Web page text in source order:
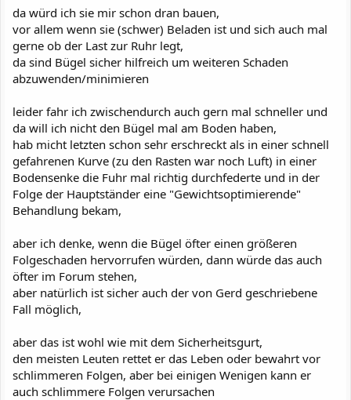
da würd ich sie mir schon dran bauen,
vor allem wenn sie (schwer) Beladen ist und sich auch mal
gerne ob der Last zur Ruhr legt,
da sind Bügel sicher hilfreich um weiteren Schaden
abzuwenden/minimieren
leider fahr ich zwischendurch auch gern mal schneller und
da will ich nicht den Bügel mal am Boden haben,
hab micht letzten schon sehr erschreckt als in einer schnell
gefahrenen Kurve (zu den Rasten war noch Luft) in einer
Bodensenke die Fuhr mal richtig durchfederte und in der
Folge der Hauptständer eine "Gewichtsoptimierende"
Behandlung bekam,
aber ich denke, wenn die Bügel öfter einen größeren
Folgeschaden hervorrufen würden, dann würde das auch
öfter im Forum stehen,
aber natürlich ist sicher auch der von Gerd geschriebene
Fall möglich,
aber das ist wohl wie mit dem Sicherheitsgurt,
den meisten Leuten rettet er das Leben oder bewahrt vor
schlimmeren Folgen, aber bei einigen Wenigen kann er
auch schlimmere Folgen verursachen